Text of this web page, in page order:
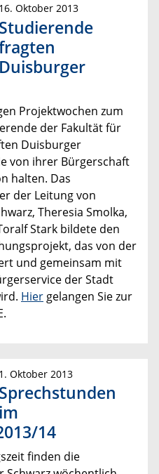
16. Oktober 2013
Studierende
Duisburger
Projektwochen zum
der Fakultät für
Duisburger
von ihrer Bürgerschaft
halten. Das
der Leitung von
Theresia Smolka,
Stark bildete den
das von der
und gemeinsam mit
der Stadt
Hier gelangen Sie zur
1. Oktober 2013
Sprechstunden
im
14
finden die